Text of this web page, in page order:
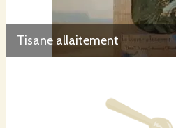
Tisane allaitement